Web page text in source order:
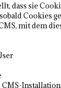
dass sie
Cookies
mit dem
CMS-Installation